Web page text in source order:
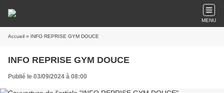
MENU
Accueil » INFO REPRISE GYM DOUCE
INFO REPRISE GYM DOUCE
Publié le 03/09/2024 à 08:00